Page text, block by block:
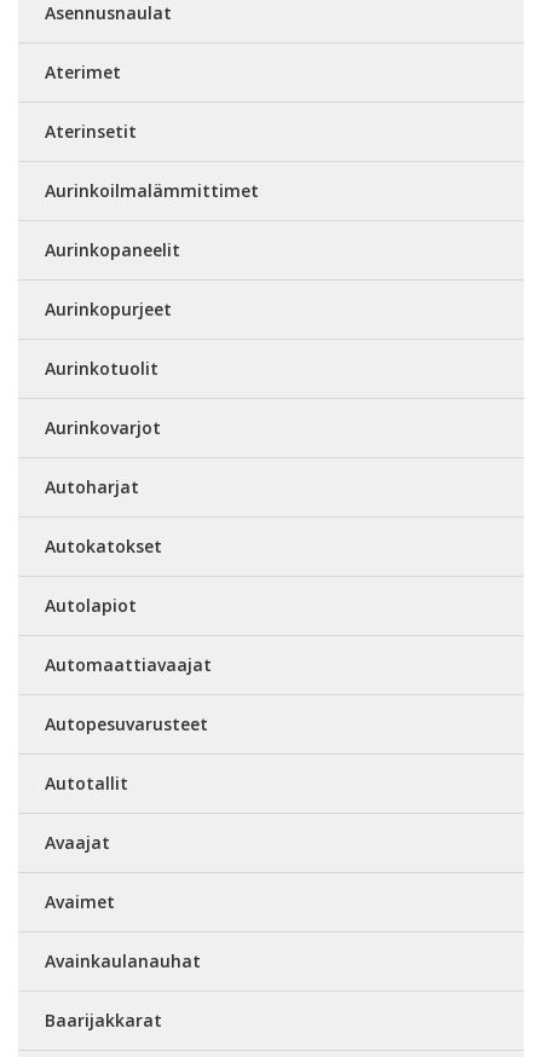
Asennusnaulat
Aterimet
Aterinsetit
Aurinkoilmalämmittimet
Aurinkopaneelit
Aurinkopurjeet
Aurinkotuolit
Aurinkovarjot
Autoharjat
Autokatokset
Autolapiot
Automaattiavaajat
Autopesuvarusteet
Autotallit
Avaajat
Avaimet
Avainkaulanauhat
Baarijakkarat